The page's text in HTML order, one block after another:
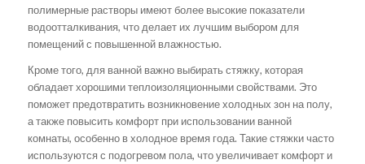
полимерные растворы имеют более высокие показатели
водоотталкивания, что делает их лучшим выбором для
помещений с повышенной влажностью.
Кроме того, для ванной важно выбирать стяжку, которая
обладает хорошими теплоизоляционными свойствами. Это
поможет предотвратить возникновение холодных зон на полу,
а также повысить комфорт при использовании ванной
комнаты, особенно в холодное время года. Такие стяжки часто
используются с подогревом пола, что увеличивает комфорт и